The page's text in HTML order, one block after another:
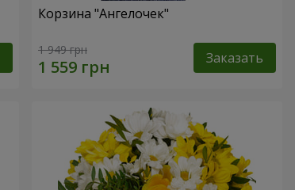
Корзина "Ангелочек"
1 949 грн Заказать